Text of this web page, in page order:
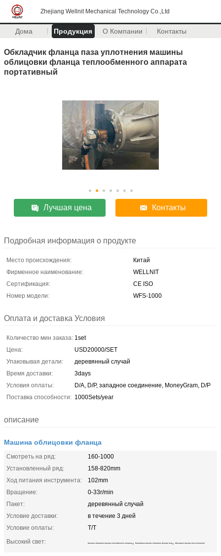
Zhejiang Wellnit Mechanical Technology Co.,Ltd
Дома Продукция О Компании Контакты
Обкладчик фланца паза уплотнения машины
облицовки фланца теплообменного аппарата
портативный
Лучшая цена Контакты
Подробная информация о продукте
Место происхождения:
Китай
Фирменное наименование:
WELLNIT
Сертификация:
CE ISO
Номер модели:
WFS-1000
Оплата и доставка Условия
Количество мин заказа: 1set
Цена:
USD20000/SET
Упаковывая детали:
деревянный случай
Время доставки:
3days
Условия оплаты:
D/A, D/P, западное соединение, MoneyGram, D/P
Поставка способности: 1000Sets/year
описание
Машина облицовки фланца
Смотреть на ряд:
160-1000
Установленный ряд:
158-820mm
Ход питания инструмента:
102mm
Вращение:
0-33r/min
Пакет:
деревянный случай
Условие доставки:
в течение 3 дней
Условие оплаты:
T/T
Высокий свет:
Машина облицовки фланца теплообменного аппарата , Портативная машина облицовки фланца паза , Обкладчик фланца паза уплотнения